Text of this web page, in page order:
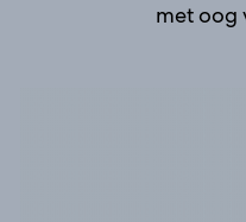
met oog